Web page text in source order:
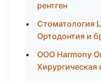
рентген
Стоматология
Ортодонтия и
ООО Harmony
Хирургическая